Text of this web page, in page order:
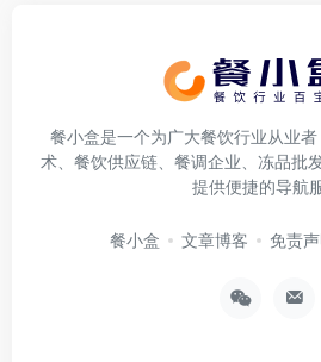
餐小盒是一个为广大餐饮行业从业
术、餐饮供应链、餐调企业、冻品批
提供便捷的导航
餐小盒 文章博客 免责